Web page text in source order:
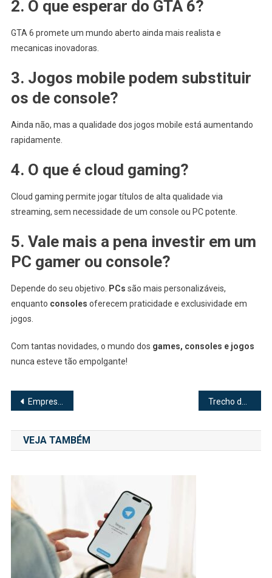
2. O que esperar do GTA 6?
GTA 6 promete um mundo aberto ainda mais realista e
mecanicas inovadoras.
3. Jogos mobile podem substituir
os de console?
Ainda não, mas a qualidade dos jogos mobile está aumentando
rapidamente.
4. O que é cloud gaming?
Cloud gaming permite jogar títulos de alta qualidade via
streaming, sem necessidade de um console ou PC potente.
5. Vale mais a pena investir em um
PC gamer ou console?
Depende do seu objetivo. PCs são mais personalizáveis,
enquanto consoles oferecem praticidade e exclusividade em
jogos.
Com tantas novidades, o mundo dos games, consoles e jogos
nunca esteve tão empolgante!
Navegação
de
Post
Empresa de Ônibus em Sorocaba: Conheça as opções para se locomover na cidade Trecho de Belo Horizonte a Guarapari Informações sobre Viagem
VEJA TAMBÉM